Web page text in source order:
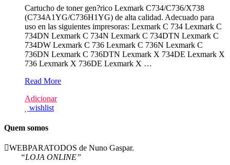
Cartucho de toner gen?rico Lexmark C734/C736/X738
(C734A1YG/C736H1YG) de alta calidad. Adecuado para
uso en las siguientes impresoras: Lexmark C 734 Lexmark C
734DN Lexmark C 734N Lexmark C 734DTN Lexmark C
734DW Lexmark C 736 Lexmark C 736N Lexmark C
736DN Lexmark C 736DTN Lexmark X 734DE Lexmark X
736 Lexmark X 736DE Lexmark X …
Lexmark
Amarelo
Toner
Read More
Adicionar
wishlist
Quem somos
WEBPARATODOS de Nuno Gaspar.
“LOJA ONLINE”